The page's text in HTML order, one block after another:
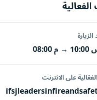
ص → 08:00 م
على الانترنت